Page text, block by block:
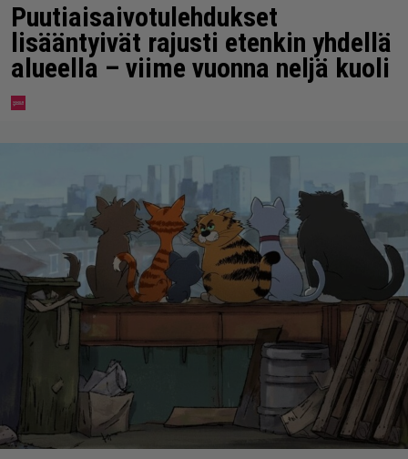
Puutiaisaivotulehdukset
lisääntyivät rajusti etenkin yhdellä
alueella – viime vuonna neljä kuoli